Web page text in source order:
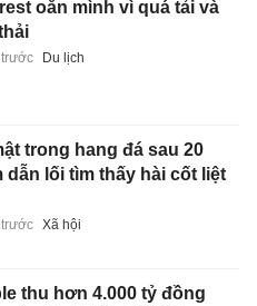
oằn mình vì quá tải và
Du lịch
trong hang đá sau 20
dẫn lối tìm thấy hài cốt liệt
Xã hội
thu hơn 4.000 tỷ đồng